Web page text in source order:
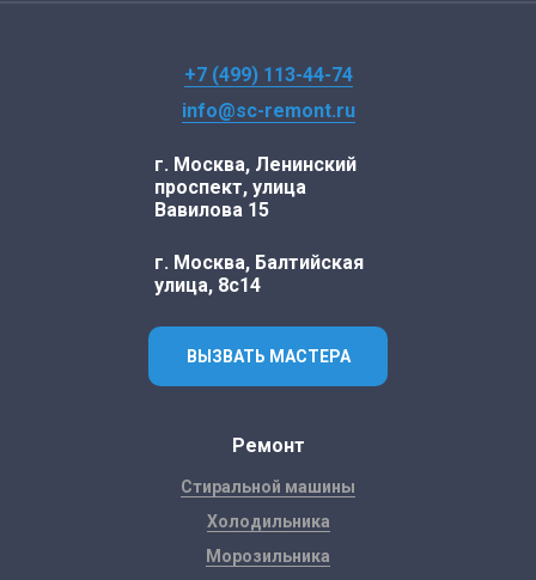
+7 (499) 113-44-74
info@sc-remont.ru
г. Москва, Ленинский
проспект, улица
Вавилова 15
г. Москва, Балтийская
улица, 8с14
ВЫЗВАТЬ МАСТЕРА
Ремонт
Стиральной машины
Холодильника
Морозильника